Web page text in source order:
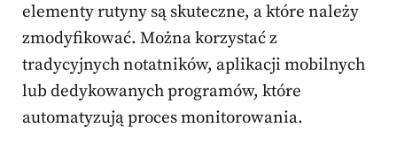
elementy rutyny są skuteczne, a które należy
zmodyfikować. Można korzystać z
tradycyjnych notatników, aplikacji mobilnych
lub dedykowanych programów, które
automatyzują proces monitorowania.